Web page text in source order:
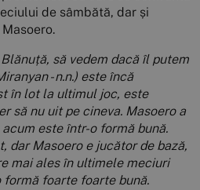
de sâmbătă, dar și
să vedem dacă îl putem
- n.n.) este încă
în lot la ultimul joc, este
să nu uit pe cineva. Masoero a
este într-o formă bună.
dar Masoero e jucător de bază,
mai ales în ultimele meciuri
formă foarte foarte bună.